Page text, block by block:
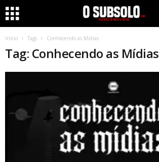
Início Tags Conhecendo as Mídias
Tag: Conhecendo as Mídias